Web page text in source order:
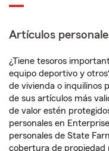
Artículos
¿Tiene tesoros
equipo deportivo y
de vivienda o inquilinos
de sus artículos más
de valor estén
personales en
personales de State
cobertura de propiedad